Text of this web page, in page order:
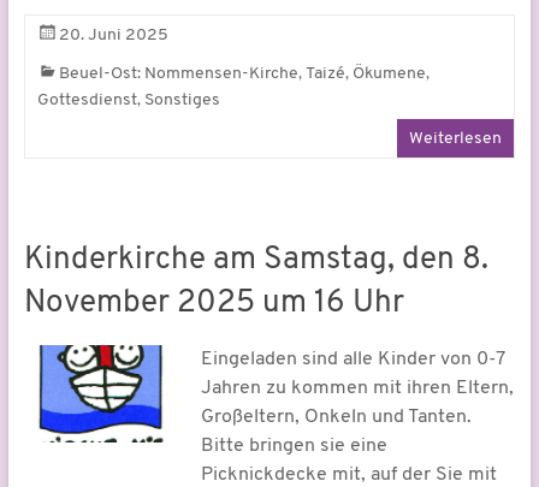
20. Juni 2025
Beuel-Ost: Nommensen-Kirche, Taizé, Ökumene,
Gottesdienst, Sonstiges
Weiterlesen
Kinderkirche am Samstag, den 8.
November 2025 um 16 Uhr
Eingeladen sind alle Kinder von 0-7
Jahren zu kommen mit ihren Eltern,
Großeltern, Onkeln und Tanten.
Bitte bringen sie eine
Picknickdecke mit, auf der Sie mit